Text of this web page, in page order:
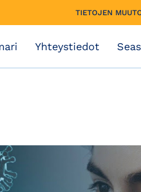
TIETOJEN
Yhteystiedot